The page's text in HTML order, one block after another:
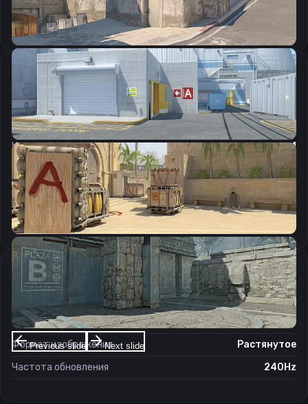
Previous slide Next slide
Скопировать
Настройки мыши
DPI:
800
Чувствительность мыши в игре:
2.2
Чувствительность мыши в зуме:
1
Чувствительность мыши в Windows:
6/11
Ускорение мыши:
0
m_rawinput:
1
Настройки экрана
Разрешение
1280×1024
Соотношение сторон
5:4
Формат изображения
Растянутое
Частота обновления
240Hz